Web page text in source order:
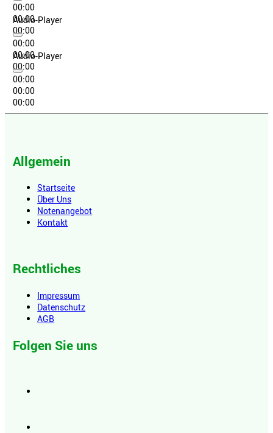
00:00
00:00
00:00
Audio-Player
00:00
00:00
00:00
Audio-Player
00:00
00:00
00:00
Allgemein
Startseite
Über Uns
Notenangebot
Kontakt
Rechtliches
Impressum
Datenschutz
AGB
Folgen Sie uns